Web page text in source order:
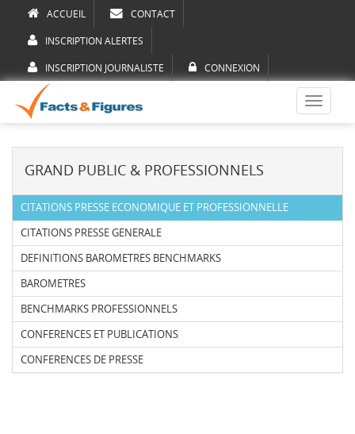
ACCUEIL CONTACT
INSCRIPTION ALERTES
INSCRIPTION JOURNALISTE CONNEXION
Toggle
GRAND PUBLIC & PROFESSIONNELS
CITATIONS PRESSE ECONOMIQUE ET PROFESSIONNELLE
CITATIONS PRESSE GENERALE
DEFINITIONS BAROMETRES BENCHMARKS
BAROMETRES
BENCHMARKS PROFESSIONNELS
CONFERENCES ET PUBLICATIONS
CONFERENCES DE PRESSE